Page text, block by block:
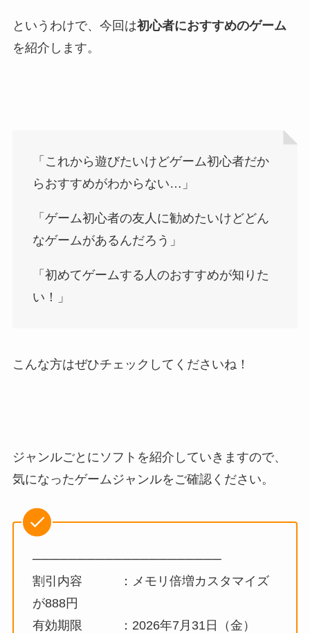
というわけで、今回は初心者におすすめのゲーム
を紹介します。
「これから遊びたいけどゲーム初心者だか
らおすすめがわからない…」
「ゲーム初心者の友人に勧めたいけどどん
なゲームがあるんだろう」
「初めてゲームする人のおすすめが知りた
い！」
こんな方はぜひチェックしてくださいね！
ジャンルごとにソフトを紹介していきますので、
気になったゲームジャンルをご確認ください。
─────────────────────
割引内容 ：メモリ倍増カスタマイズ
が888円
有効期限 ：2026年7月31日（金）